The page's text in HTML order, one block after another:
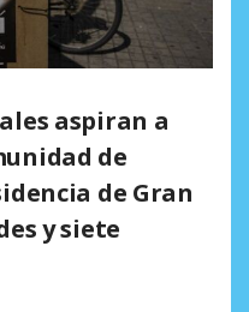
aspiran a
de
de Gran
y siete